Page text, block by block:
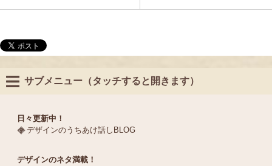
サブメニュー（タッチすると開きます）
日々更新中！
デザインのうちあけ話しBLOG
デザインのネタ満載！